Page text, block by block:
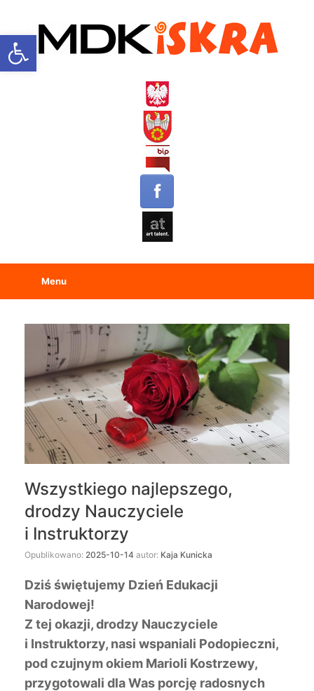
Open toolbar
Menu
Wszystkiego najlepszego,
drodzy Nauczyciele
i Instruktorzy
Opublikowano: 2025-10-14 autor: Kaja Kunicka
Dziś świętujemy Dzień Edukacji
Narodowej!
Z tej okazji, drodzy Nauczyciele
i Instruktorzy, nasi wspaniali Podopieczni,
pod czujnym okiem Marioli Kostrzewy,
przygotowali dla Was porcję radosnych